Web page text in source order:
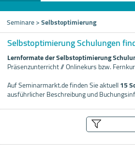
Seminare>Selbstoptimierung
Selbstoptimierung Schulungen
Lernformate der Selbstoptimierung
Präsenzunterricht // Onlinekurs bzw.
Auf Seminarmarkt.de finden Sie aktuell15
ausführlicher Beschreibung und